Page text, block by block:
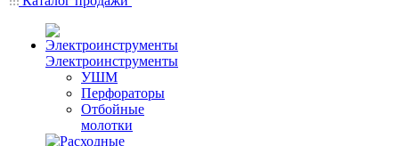
Электроинструменты
УШМ
Перфораторы
Отбойные
молотки